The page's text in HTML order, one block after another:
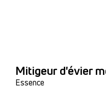
Mitigeur d'évier
Essence